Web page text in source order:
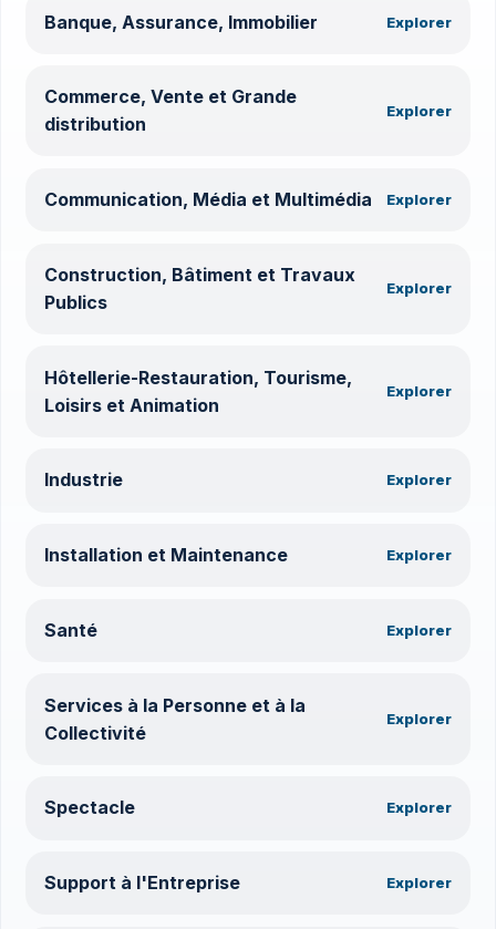
Banque, Assurance, Immobilier Explorer
Commerce, Vente et Grande
distribution
Explorer
Communication, Média et Multimédia Explorer
Construction, Bâtiment et Travaux
Publics
Explorer
Hôtellerie-Restauration, Tourisme,
Loisirs et Animation
Explorer
Industrie Explorer
Installation et Maintenance Explorer
Santé Explorer
Services à la Personne et à la
Collectivité
Explorer
Spectacle Explorer
Support à l'Entreprise Explorer